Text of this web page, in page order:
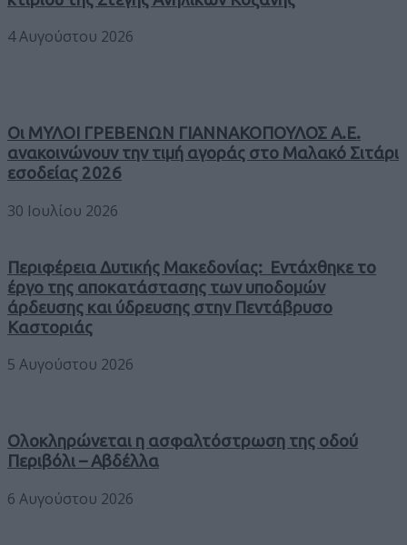
4 Αυγούστου 2026
Οι ΜΥΛΟΙ ΓΡΕΒΕΝΩΝ ΓΙΑΝΝΑΚΟΠΟΥΛΟΣ Α.Ε.
ανακοινώνουν την τιμή αγοράς στο Μαλακό Σιτάρι
εσοδείας 2026
30 Ιουλίου 2026
Περιφέρεια Δυτικής Μακεδονίας: Εντάχθηκε το
έργο της αποκατάστασης των υποδομών
άρδευσης και ύδρευσης στην Πεντάβρυσο
Καστοριάς
5 Αυγούστου 2026
Ολοκληρώνεται η ασφαλτόστρωση της οδού
Περιβόλι – Αβδέλλα
6 Αυγούστου 2026